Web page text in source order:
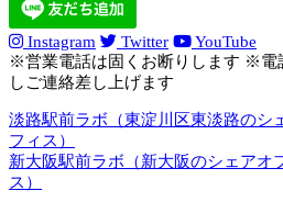
Instagram Twitter
YouTube
※営業電話は固くお断りします ※電
しご連絡差し上げます
淡路駅前ラボ（東淀川区東淡路のシ
フィス）
新大阪駅前ラボ（新大阪のシェアオ
ス）